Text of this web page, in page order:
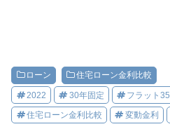
ローン 住宅ローン金利比較
2022 30年固定 フラット35
住宅ローン金利比較 変動金利